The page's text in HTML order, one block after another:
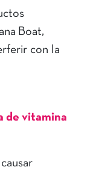
Boat,
con la
de vitamina